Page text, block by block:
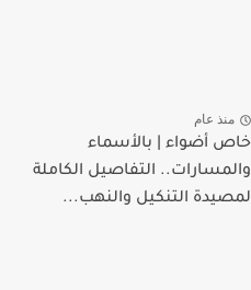
منذ عام
خاص أضواء | بالأسماء
والمسارات.. التفاصيل الكاملة
لمصيدة التنكيل والنهب...